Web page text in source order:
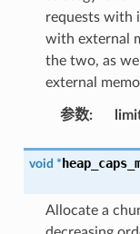
requests with
with external
the two, as
external
参数:
void *
Allocate a